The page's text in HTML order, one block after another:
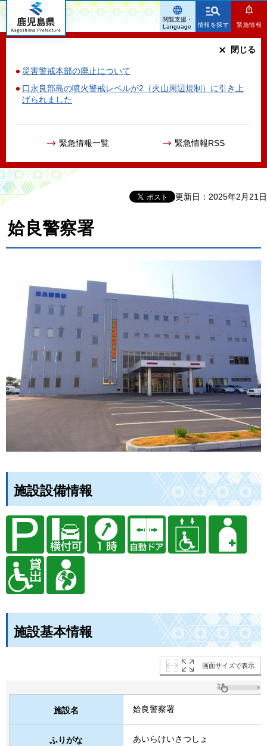
鹿児島県
情報を探す 緊急情報
災害警戒本部の廃止について
口永良部島の噴火警戒レベルが2（火山周辺規制）に引き上
げられました
緊急情報一覧 緊急情報RSS
閉じる
閲覧支援・
Language
更新日：2025年2月21日
姶良警察署
施設設備情報
施設基本情報
画面サイズで表示
施設名 姶良警察署
ふりがな あいらけいさつしょ